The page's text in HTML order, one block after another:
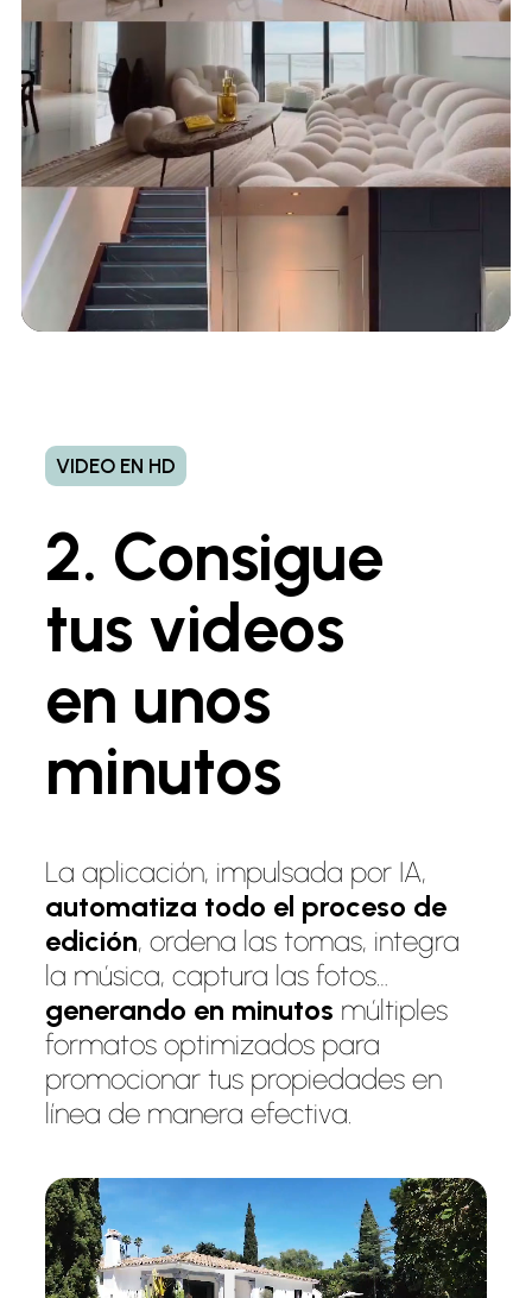
VIDEO EN HD
2. Consigue
tus videos
en unos
minutos
La aplicación, impulsada por IA,
automatiza todo el proceso de
edición, ordena las tomas, integra
la música, captura las fotos…
generando en minutos múltiples
formatos optimizados para
promocionar tus propiedades en
línea de manera efectiva.